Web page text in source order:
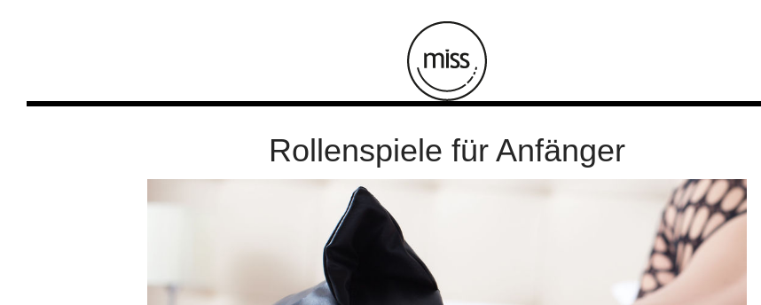
Rollenspiele für Anfänger